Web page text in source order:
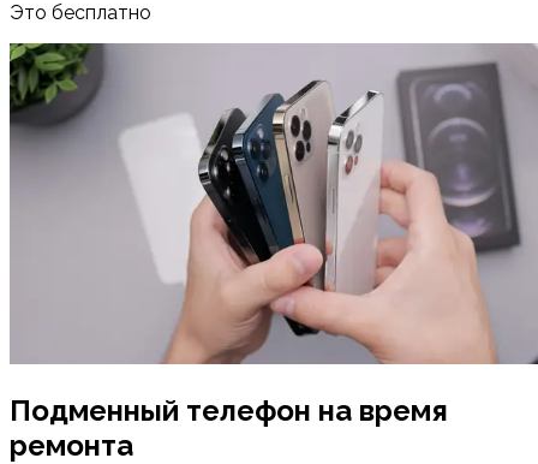
Это бесплатно
Подменный телефон на время
ремонта